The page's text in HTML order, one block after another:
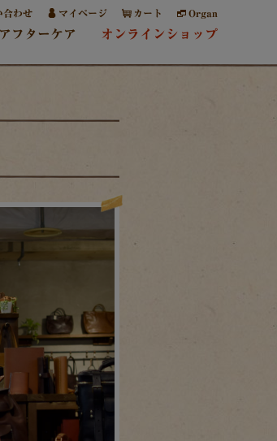
合わせ マイページ カート Organ
アフターケア オンラインショップ